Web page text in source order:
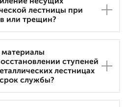
лестницы при
или трещин?
материалы
ступеней
лестницах
службы?